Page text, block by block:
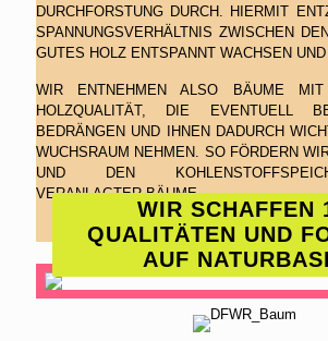
DURCHFORSTUNG DURCH. HIERMIT
SPANNUNGSVERHÄLTNIS ZWISCHEN
GUTES HOLZ ENTSPANNT WACHSEN
WIR ENTNEHMEN ALSO BÄUME MIT
HOLZQUALITÄT, DIE EVENTUELL
BEDRÄNGEN UND IHNEN DADURCH
WUCHSRAUM NEHMEN. SO FÖRDERN
UND DEN
VERANLAGTER BÄUME.
WIR SCHAFFEN
QUALITÄTEN UND
AUF